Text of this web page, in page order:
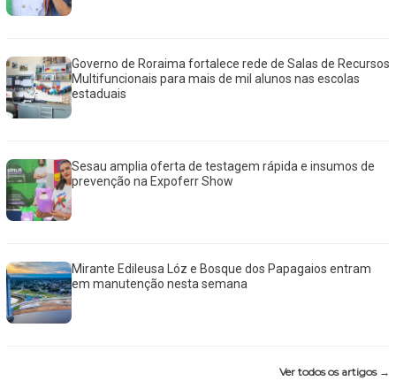
Governo de Roraima fortalece rede de Salas de Recursos
Multifuncionais para mais de mil alunos nas escolas
estaduais
Sesau amplia oferta de testagem rápida e insumos de
prevenção na Expoferr Show
Mirante Edileusa Lóz e Bosque dos Papagaios entram
em manutenção nesta semana
Ver todos os artigos →